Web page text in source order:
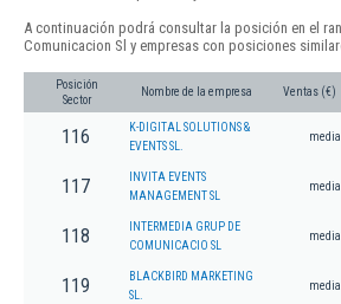
A continuación podrá consultar la posición en el
Comunicacion Sl y empresas con posiciones
Posición
Sector
Nombre de la empresa Ventas (€)
116
K-DIGITAL SOLUTIONS &
EVENTS SL.
117
INVITA EVENTS
MANAGEMENT SL
118
INTERMEDIA GRUP DE
COMUNICACIO SL
119
BLACKBIRD MARKETING
SL.